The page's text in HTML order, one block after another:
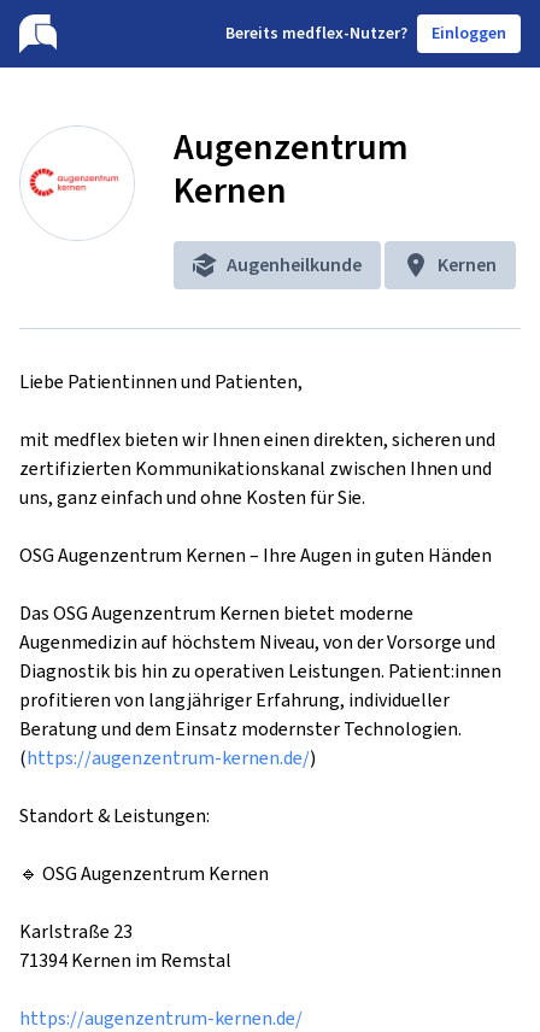
Bereits medflex-Nutzer? Einloggen
Augenzentrum
Kernen
Augenheilkunde Kernen
Liebe Patientinnen und Patienten,
mit medflex bieten wir Ihnen einen direkten, sicheren und
zertifizierten Kommunikationskanal zwischen Ihnen und
uns, ganz einfach und ohne Kosten für Sie.
OSG Augenzentrum Kernen – Ihre Augen in guten Händen
Das OSG Augenzentrum Kernen bietet moderne
Augenmedizin auf höchstem Niveau, von der Vorsorge und
Diagnostik bis hin zu operativen Leistungen. Patient:innen
profitieren von langjähriger Erfahrung, individueller
Beratung und dem Einsatz modernster Technologien.
(https://augenzentrum-kernen.de/)
Standort & Leistungen:
🔹 OSG Augenzentrum Kernen
Karlstraße 23
71394 Kernen im Remstal
https://augenzentrum-kernen.de/